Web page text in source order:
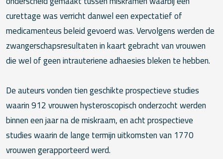
curettage was verricht danwel een expectatief of
medicamenteus beleid gevoerd was. Vervolgens werden de
zwangerschapsresultaten in kaart gebracht van vrouwen
die wel of geen intrauteriene adhaesies bleken te hebben.
De auteurs vonden tien geschikte prospectieve studies
waarin 912 vrouwen hysteroscopisch onderzocht werden
binnen een jaar na de miskraam, en acht prospectieve
studies waarin de lange termijn uitkomsten van 1770
vrouwen gerapporteerd werd.